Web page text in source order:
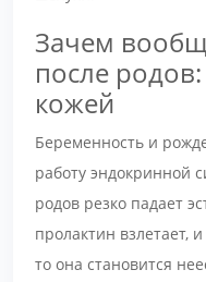
Зачем
после
кожей
Беременность и
работу эндокринной
родов резко падает
пролактин взлетает,
то она становится